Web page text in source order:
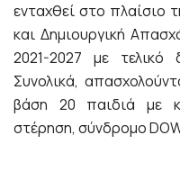
ενταχθεί στο πλαίσιο
και Δημιουργική
2021-2027 με τελικό
Συνολικά,
βάση 20 παιδιά με
στέρηση, σύνδρομο